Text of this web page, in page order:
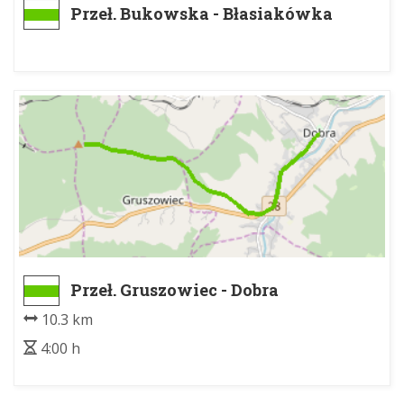
Przeł. Bukowska - Błasiakówka
Przeł. Gruszowiec - Dobra
10.3 km
4:00 h